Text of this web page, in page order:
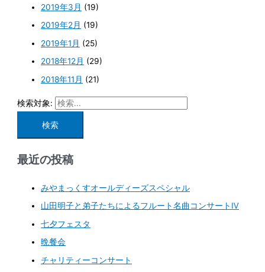
2019年3月 (19)
2019年2月 (19)
2019年1月 (25)
2018年12月 (29)
2018年11月 (21)
検索対象:
最近の投稿
みやまっくすオールディーズスペシャル
山田明子と弟子たちによるフルート名曲コンサートⅣ
七夕フェスタ
晩餐会
チャリティーコンサート